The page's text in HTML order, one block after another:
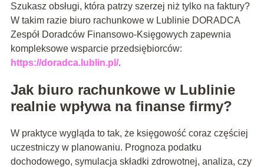
Szukasz obsługi, która patrzy szerzej niż tylko na faktury?
W takim razie biuro rachunkowe w Lublinie DORADCA
Zespół Doradców Finansowo-Księgowych zapewnia
kompleksowe wsparcie przedsiębiorców:
https://doradca.lublin.pl/.
Jak biuro rachunkowe w Lublinie
realnie wpływa na finanse firmy?
W praktyce wygląda to tak, że księgowość coraz częściej
uczestniczy w planowaniu. Prognoza podatku
dochodowego, symulacja składki zdrowotnej, analiza, czy